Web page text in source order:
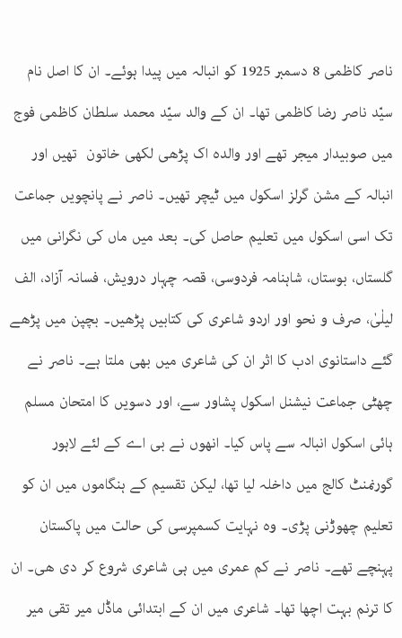
ناصر کاظمی 8 دسمبر 1925 کو انبالہ میں پیدا ہوئے۔ ان کا اصل نام
سیّد ناصر رضا کاظمی تھا۔ ان کے والد سیّد محمد سلطان کاظمی فوج
میں صوبیدار میجر تھے اور والدہ اک پڑھی لکھی خاتون تھیں اور
انبالہ کے مشن گرلز اسکول میں ٹیچر تھیں۔ ناصر نے پانچویں جماعت
تک اسی اسکول میں تعلیم حاصل کی۔ بعد میں ماں کی نگرانی میں
گلستاں، بوستاں، شاہنامہ فردوسی، قصہ چہار درویش، فسانہ آزاد، الف
لیلٰیٰ، صرف و نحو اور اردو شاعری کی کتابیں پڑھیں۔ بچپن میں پڑھے
گئے داستانوی ادب کا اثر ان کی شاعری میں بھی ملتا ہے۔ ناصر نے
چھٹی جماعت نیشنل اسکول پشاور سے، اور دسویں کا امتحان مسلم
ہائی اسکول انبالہ سے پاس کیا۔ انھوں نے بی اے کے لئے لاہور
گورنمنٹ کالج میں داخلہ لیا تھا، لیکن تقسیم کے ہنگاموں میں ان کو
تعلیم چھوڑنی پڑی۔ وہ نہایت کسمپرسی کی حالت میں پاکستان
پہنچے تھے۔ ناصر نے کم عمری میں ہی شاعری شروع کر دی ھی۔ ان
کا ترنم بہت اچھا تھا۔ شاعری میں ان کے ابتدائی ماڈل میر تقی میر